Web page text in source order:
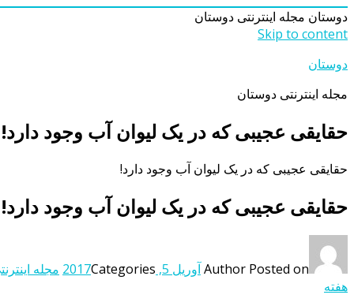
دوستان مجله اینترنتی دوستان
Skip to content
دوستان
مجله اینترنتی دوستان
حقایقی عجیبی که در یک لیوان آب وجود دارد!
حقایقی عجیبی که در یک لیوان آب وجود دارد!
حقایقی عجیبی که در یک لیوان آب وجود دارد!
Author Posted on آوریل 5, 2017 Categories مجله
هفته